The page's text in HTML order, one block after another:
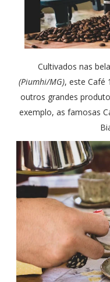
Cultivados nas
(Piumhi/MG), este Café
outros grandes
exemplo, as famosas